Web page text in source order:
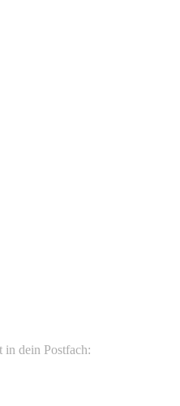
in dein Postfach: